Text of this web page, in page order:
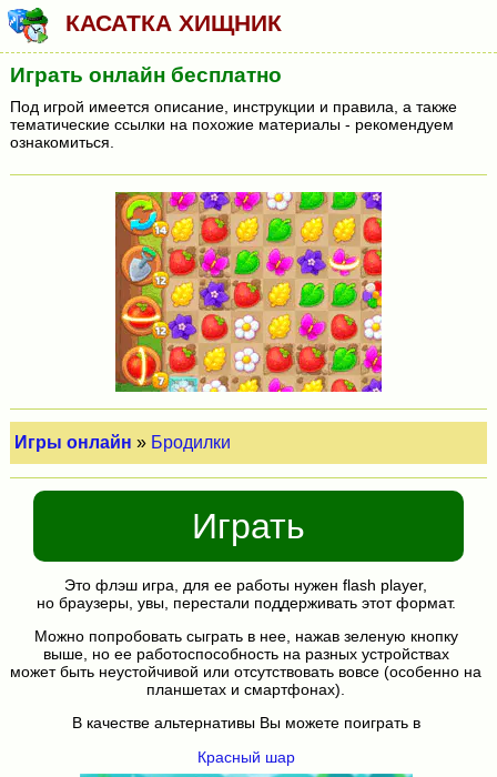
КАСАТКА ХИЩНИК
Играть онлайн бесплатно
Под игрой имеется описание, инструкции и правила, а также
тематические ссылки на похожие материалы - рекомендуем
ознакомиться.
Игры онлайн » Бродилки
Играть
Это флэш игра, для ее работы нужен flash player,
но браузеры, увы, перестали поддерживать этот формат.
Можно попробовать сыграть в нее, нажав зеленую кнопку
выше, но ее работоспособность на разных устройствах
может быть неустойчивой или отсутствовать вовсе (особенно на
планшетах и смартфонах).
В качестве альтернативы Вы можете поиграть в
Красный шар